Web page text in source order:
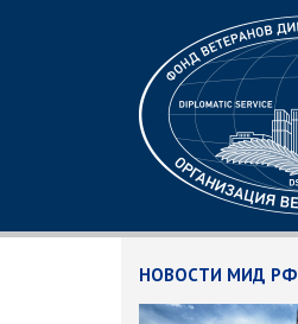
НОВОСТИ МИД РФ